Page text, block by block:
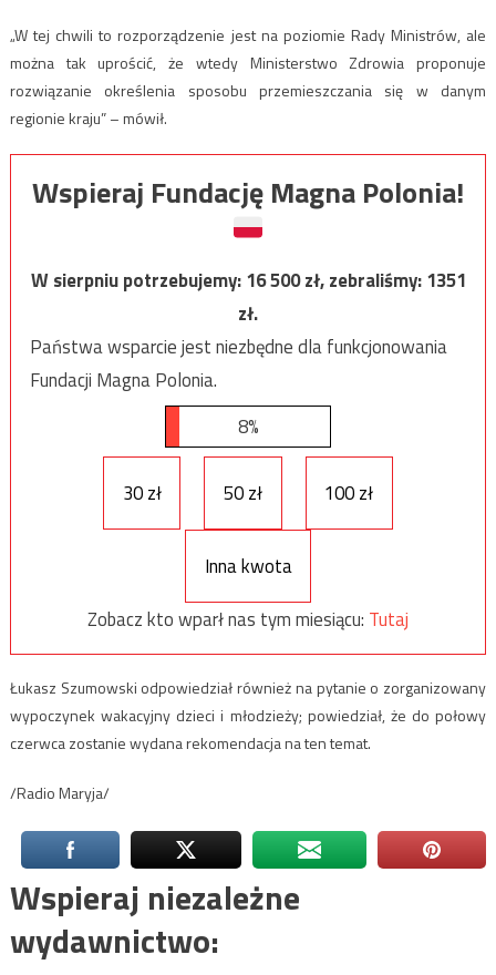
„W tej chwili to rozporządzenie jest na poziomie Rady Ministrów, ale
można tak uprościć, że wtedy Ministerstwo Zdrowia proponuje
rozwiązanie określenia sposobu przemieszczania się w danym
regionie kraju” – mówił.
Wspieraj Fundację Magna Polonia!
W sierpniu potrzebujemy:16 500zł, zebraliśmy:1351
zł.
Państwa wsparcie jest niezbędne dla funkcjonowania
Fundacji Magna Polonia.
8%
30 zł 50 zł 100 zł
Inna kwota
Zobacz kto wparł nas tym miesiącu: Tutaj
Łukasz Szumowski odpowiedział również na pytanie o zorganizowany
wypoczynek wakacyjny dzieci i młodzieży; powiedział, że do połowy
czerwca zostanie wydana rekomendacja na ten temat.
/Radio Maryja/
Wspieraj niezależne
wydawnictwo: